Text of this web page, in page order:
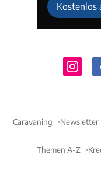
Kostenlos
Caravaning Newsletter
Themen A-Z